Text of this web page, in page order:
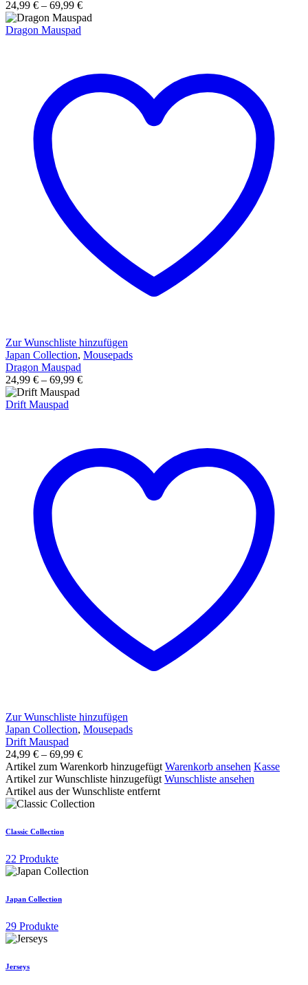
24,99 € – 69,99 €
Dragon Mauspad
Zur Wunschliste hinzufügen
Japan Collection, Mousepads
Dragon Mauspad
24,99 € – 69,99 €
Drift Mauspad
Zur Wunschliste hinzufügen
Japan Collection, Mousepads
Drift Mauspad
24,99 € – 69,99 €
Artikel zum Warenkorb hinzugefügtWarenkorb ansehen Kasse
Artikel zur Wunschliste hinzugefügtWunschliste ansehen
Artikel aus der Wunschliste entfernt
Classic Collection
22 Produkte
Japan Collection
29 Produkte
Jerseys